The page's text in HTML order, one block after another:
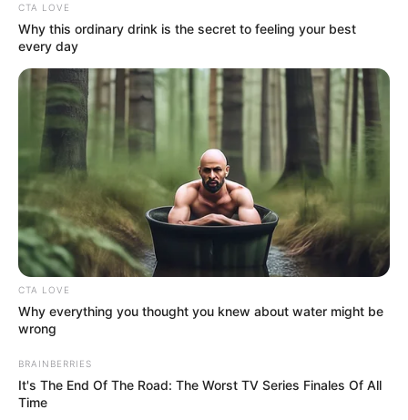
El primer encuentro de esta gran final se jugará en el
estadioPalmasecadonde ambas escuadras buscarán
pegar primero para lo que será el encuentro de vuelta., y el
partido final de la gran final será en la noche del martes
22 donde ‘pijaos’ y ‘azucareros’ jugarán en el estadio
Manuel Murillo Toro.
Hay que recordar que Tolimaquedó campeón en el primer
semestre tras vencer enEl Campín aMillonarios,
mientras que el elenco ‘azucarero’ se proclamó campeón
ante el Deportes Tolimaen condición de visitante.
Lea También:Esta es la programación de partidos de
vuelta de la fase I Copa Betplay 2022
ALERTA BOGOTÁ EN GOOGLE NEWS
CTA LOVE
Why this ordinary drink is the secret to feeling your best
every day
CTA LOVE
Why everything you thought you knew about water might be
wrong
BRAINBERRIES
It's The End Of The Road: The Worst TV Series Finales Of All
Time